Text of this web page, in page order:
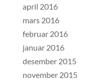
april 2016
mars 2016
februar 2016
januar 2016
desember 2015
november 2015